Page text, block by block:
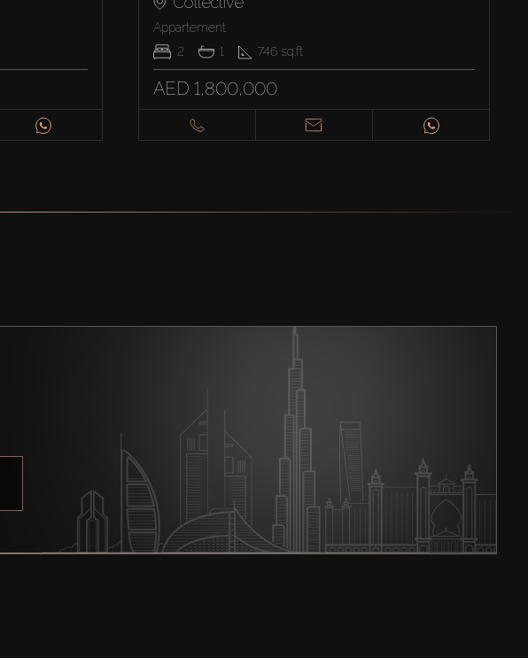
Appartement
2
1 746 sq.ft
AED 1,800,000